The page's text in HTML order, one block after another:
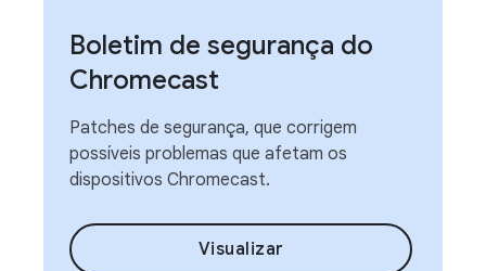
Boletim de segurança do
Chromecast
Patches de segurança, que corrigem
possíveis problemas que afetam os
dispositivos Chromecast.
Visualizar